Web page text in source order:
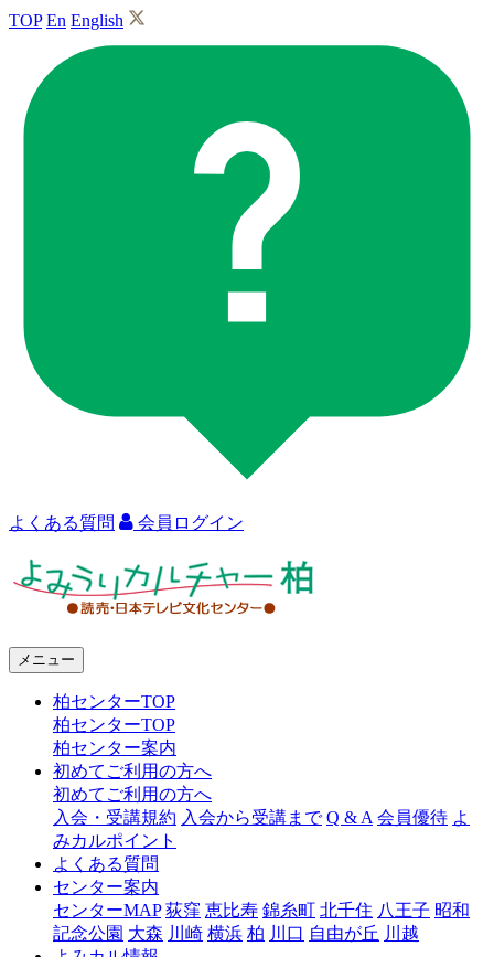
TOP En English
よくある質問 会員ログイン
ャ
メニュー
柏センターTOP
柏センターTOP
柏センター案内
初めてご利用の方へ
初めてご利用の方へ
入会・受講規約 入会から受講まで Q & A 会員優待 よ
みカルポイント
よくある質問
センター案内
センターMAP 荻窪 恵比寿 錦糸町 北千住 八王子 昭和
記念公園 大森 川崎 横浜 柏 川口 自由が丘 川越